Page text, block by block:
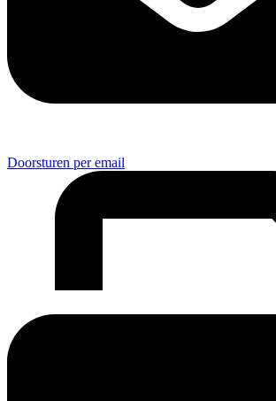
Doorsturen per email